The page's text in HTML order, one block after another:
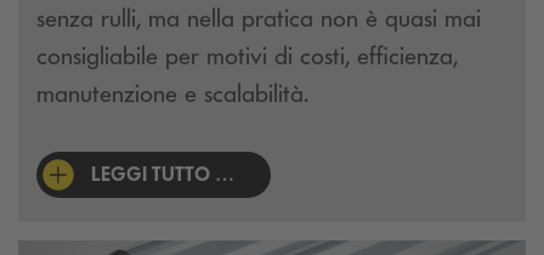
senza rulli, ma nella pratica non è quasi mai
consigliabile per motivi di costi, efficienza,
manutenzione e scalabilità.
LEGGI TUTTO …